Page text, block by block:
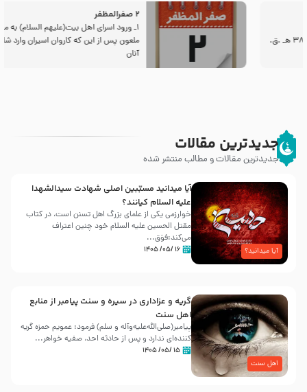
2 صفرالمظفر
1ـ ورود اسراى اهل بیت‌(علیهم السلام) به مجلس یزید
ملعون پس از این كه كاروان اسیران وارد شام شدند،
جدیدترین مقالات
جدیدترین مقالات و مطالب منتشر شده
آیا میدانید؟
آیا میدانید مسبّبین اصلی شهادت سیدالشهدا
علیه ‌السلام کیانند؟
خوارزمی یکی از علمای بزرگ اهل تسنن است، در کتاب
مقتل الحسین علیه ‌السلام خود چنین اعتراف
می‌کند:فوَق...
۱۶ /۰۵/ ۱۴۰۵
اهل سنت
گریه و عزاداری در سیره و سنت پیامبر از منابع
اهل سنت
پیامبر(صلی‌الله‌علیه‌وآله و سلم) فرمود: عمویم حمزه گریه
کننده‌ای ندارد و پس از حادثه احد، صفیه خواهر...
۱۵ /۰۵/ ۱۴۰۵